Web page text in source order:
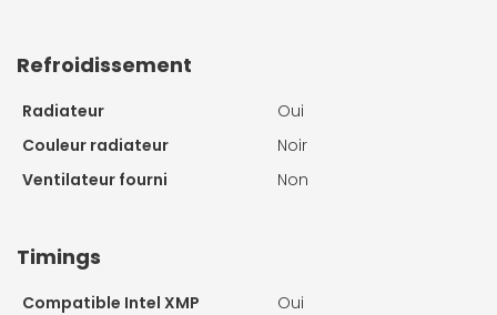
Refroidissement
Radiateur
Oui
Couleur radiateur
Noir
Ventilateur fourni
Non
Timings
Compatible Intel XMP
Oui